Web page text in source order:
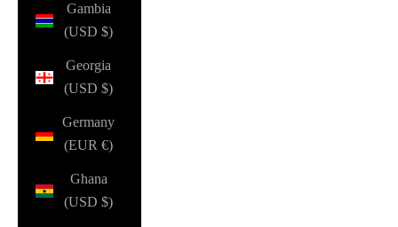
Gambia
(USD $)
Georgia
(USD $)
Germany
(EUR €)
Ghana
(USD $)